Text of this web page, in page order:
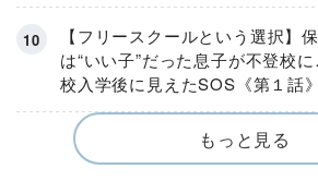
【フリースクールという選択】
は“いい子”だった息子が不登校
校入学後に見えたSOS《第１話》
もっと見る